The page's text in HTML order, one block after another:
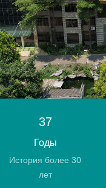
37
Годы
История более 30
лет